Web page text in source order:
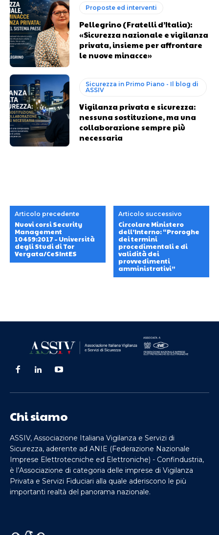
Proposte ed interventi
Pellegrino (Fratelli d’Italia):
«Sicurezza nazionale e vigilanza
privata, insieme per affrontare
le nuove minacce»
Sicurezza in Primo Piano - Il blog di
ASSIV
Vigilanza privata e sicurezza:
nessuna sostituzione, ma una
collaborazione sempre più
necessaria
Articolo precedente
Nuovi corsi Security
Management
10459:2017 – Università
degli Studi di Tor
Vergata/CeSIntES
Articolo successivo
Circolare Ministero
dell’Interno: “Proroghe
dei termini
procedimentali e di
validità dei
provvedimenti
amministrativi”
Chi siamo
ASSIV, Associazione Italiana Vigilanza e Servizi di
Sicurezza, aderente ad ANIE (Federazione Nazionale
Imprese Elettrotecniche ed Elettroniche) - Confindustria,
è l’Associazione di categoria delle imprese di Vigilanza
Privata e Servizi Fiduciari alla quale aderiscono le più
importanti realtà del panorama nazionale.